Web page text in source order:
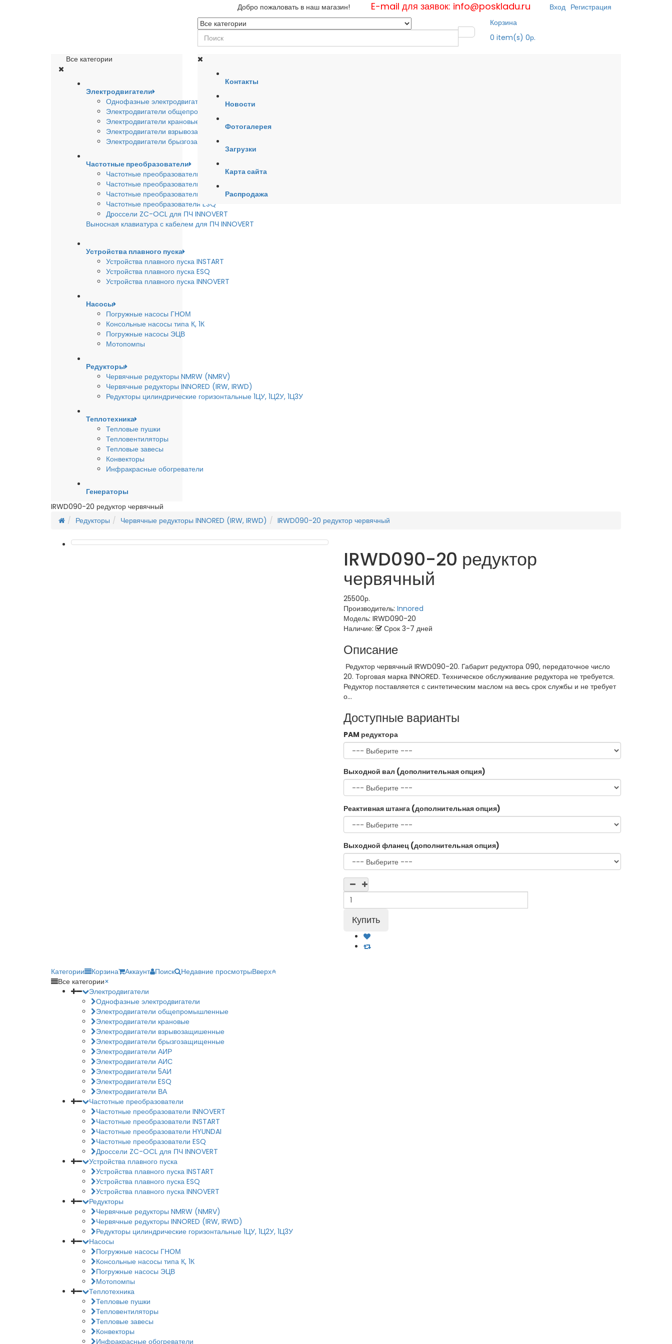
Добро пожаловать в наш магазин! E-mail для заявок: info@poskladu.ru Вход Регистрация
Корзина
0 item(s) 0р.
Все категории
Электродвигатели
Однофазные электродвигатели
Электродвигатели общепромышленные
Электродвигатели крановые
Электродвигатели взрывозащишенные
Электродвигатели брызгозащищенные
Частотные преобразователи
Частотные преобразователи INSTART
Частотные преобразователи INNOVERT
Частотные преобразователи HYUNDAI
Частотные преобразователи ESQ
Дроссели ZC-OCL для ПЧ INNOVERT
Выносная клавиатура с кабелем для ПЧ INNOVERT
Устройства плавного пуска
Устройства плавного пуска INSTART
Устройства плавного пуска ESQ
Устройства плавного пуска INNOVERT
Насосы
Погружные насосы ГНОМ
Консольные насосы типа К, 1К
Погружные насосы ЭЦВ
Мотопомпы
Редукторы
Червячные редукторы NMRW (NMRV)
Червячные редукторы INNORED (IRW, IRWD)
Редукторы цилиндрические горизонтальные 1ЦУ, 1Ц2У, 1Ц3У
Теплотехника
Тепловые пушки
Тепловентиляторы
Тепловые завесы
Конвекторы
Инфракрасные обогреватели
Генераторы
Контакты
Новости
Фотогалерея
Загрузки
Карта сайта
Распродажа
IRWD090-20 редуктор червячный
Редукторы
Червячные редукторы INNORED (IRW, IRWD) IRWD090-20 редуктор червячный
IRWD090-20 редуктор
червячный
25500р.
Производитель: Innored
Модель: IRWD090-20
Наличие:
Срок 3-7 дней
Описание
Редуктор червячный IRWD090-20. Габарит редуктора 090, передаточное число
20. Торговая марка INNORED. Техническое обслуживание редуктора не требуется.
Редуктор поставляется с синтетическим маслом на весь срок службы и не требует
о...
Доступные варианты
PAM редуктора
Выходной вал (дополнительная опция)
Реактивная штанга (дополнительная опция)
Выходной фланец (дополнительная опция)
Категории Корзина Аккаунт Поиск Недавние просмотрыВверх
Все категории×
Электродвигатели
Однофазные электродвигатели
Электродвигатели общепромышленные
Электродвигатели крановые
Электродвигатели взрывозащишенные
Электродвигатели брызгозащищенные
Электродвигатели АИР
Электродвигатели АИС
Электродвигатели 5АИ
Электродвигатели ESQ
Электродвигатели ВА
Частотные преобразователи
Частотные преобразователи INNOVERT
Частотные преобразователи INSTART
Частотные преобразователи HYUNDAI
Частотные преобразователи ESQ
Дроссели ZC-OCL для ПЧ INNOVERT
Устройства плавного пуска
Устройства плавного пуска INSTART
Устройства плавного пуска ESQ
Устройства плавного пуска INNOVERT
Редукторы
Червячные редукторы NMRW (NMRV)
Червячные редукторы INNORED (IRW, IRWD)
Редукторы цилиндрические горизонтальные 1ЦУ, 1Ц2У, 1Ц3У
Насосы
Погружные насосы ГНОМ
Консольные насосы типа К, 1К
Погружные насосы ЭЦВ
Мотопомпы
Теплотехника
Тепловые пушки
Тепловентиляторы
Тепловые завесы
Конвекторы
Инфракрасные обогреватели